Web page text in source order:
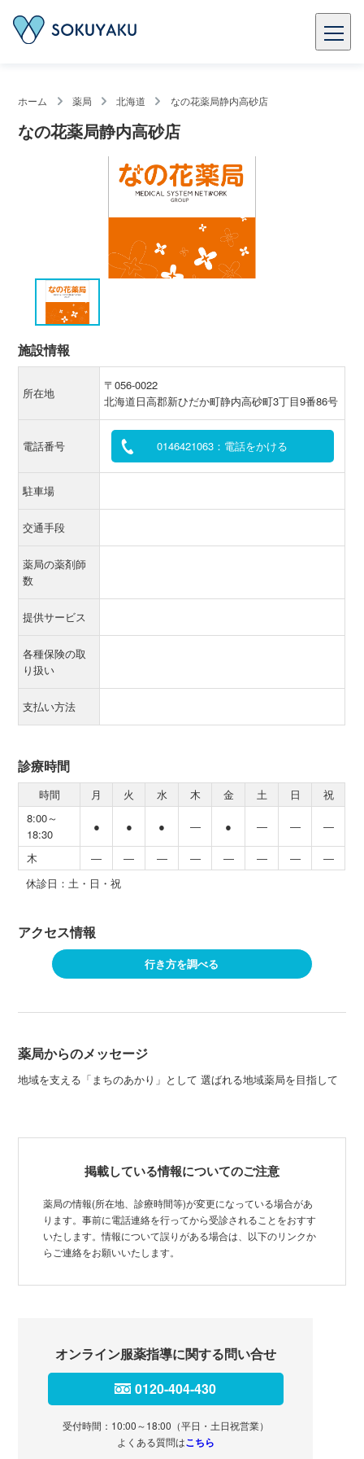
ホーム 薬局 北海道 なの花薬局静内高砂店
なの花薬局静内高砂店
施設情報
所在地
〒056-0022
北海道日高郡新ひだか町静内高砂町3丁目9番86号
電話番号 0146421063：電話をかける
駐車場
交通手段
薬局の薬剤師
数
提供サービス
各種保険の取
り扱い
支払い方法
診療時間
時間 月 火 水 木 金 土 日
祝
8:00～
18:30
● ● ● ― ● ― ― ―
木 ― ― ― ― ― ― ―
―
休診日：土・日・祝
アクセス情報
行き方を調べる
薬局からのメッセージ
地域を支える「まちのあかり」として 選ばれる地域薬局を目指して
掲載している情報についてのご注意
薬局の情報(所在地、診療時間等)が変更になっている場合があ
ります。事前に電話連絡を行ってから受診されることをおすす
いたします。情報について誤りがある場合は、以下のリンクか
らご連絡をお願いいたします。
オンライン服薬指導に関する問い合せ
0120-404-430
受付時間：10:00～18:00（平日・土日祝営業）
よくある質問はこちら